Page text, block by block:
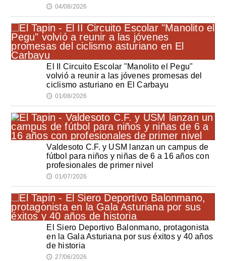
🕔 04/08/2026
El II Circuito Escolar "Manolito el Pegu"
volvió a reunir a las jóvenes promesas del
ciclismo asturiano en El Carbayu
🕔 01/08/2026
Valdesoto C.F. y USM lanzan un campus de
fútbol para niños y niñas de 6 a 16 años con
profesionales de primer nivel
🕔 01/07/2026
El Siero Deportivo Balonmano, protagonista
en la Gala Asturiana por sus éxitos y 40 años
de historia
🕔 27/06/2026